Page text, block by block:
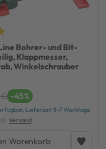
Bohrer- und Bit-
Klappmesser,
Winkelschrauber
€ -45%
Lieferzeit 5-7 Werktage
Versand
Warenkorb